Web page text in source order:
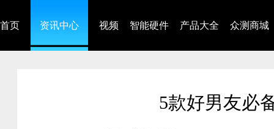
首页 资讯中心 视频 智能硬件 产品大全 众测商城
5款好男友必